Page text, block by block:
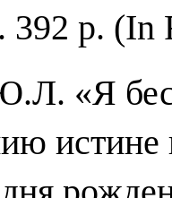
p. (In
«Я
истине